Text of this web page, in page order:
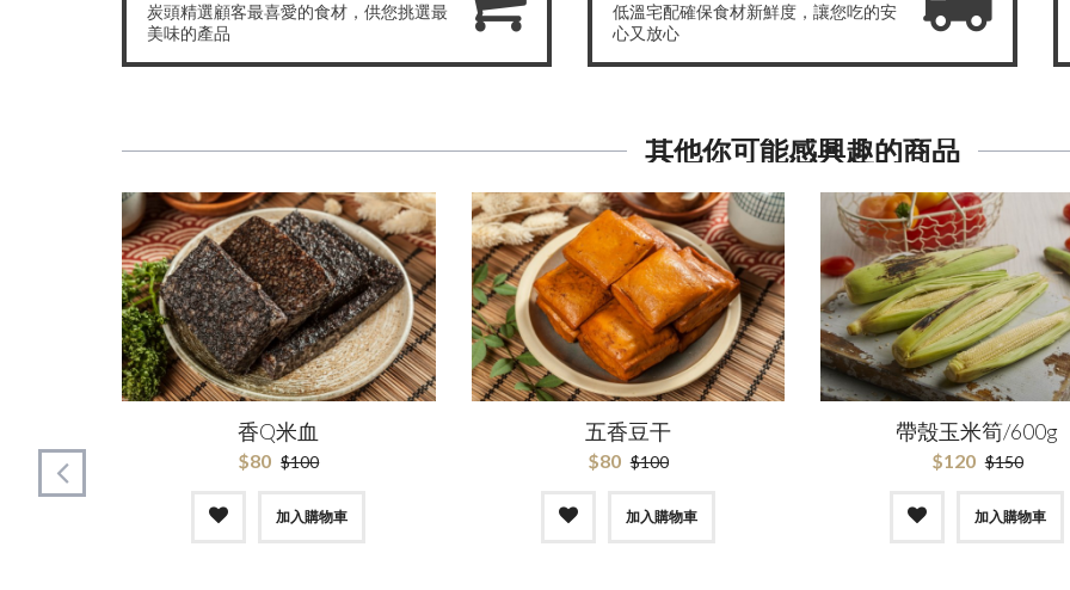
炭頭精選顧客最喜愛的食材，供您挑選最
美味的產品
低溫宅配確保食材新鮮度，讓您吃的安
心又放心
其他你可能感興趣的商品
香Q米血
$80 $100
加入購物車
五香豆干
$80 $100
加入購物車
帶殼玉米筍/600g
$120 $150
加入購物車